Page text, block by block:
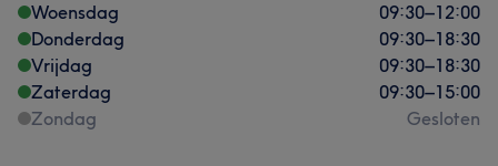
Woensdag
09:30–12:00
Donderdag
09:30–18:30
Vrijdag
09:30–18:30
Zaterdag
09:30–15:00
Zondag
Gesloten